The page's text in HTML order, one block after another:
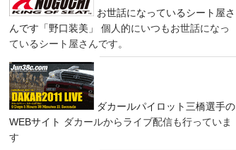
お世話になっているシート屋さ
んです「野口装美」
個人的にいつもお世話になっ
ているシート屋さんです。
ダカールパイロット三橋選手の
WEBサイト ダカールからライブ配信も行っていま
す